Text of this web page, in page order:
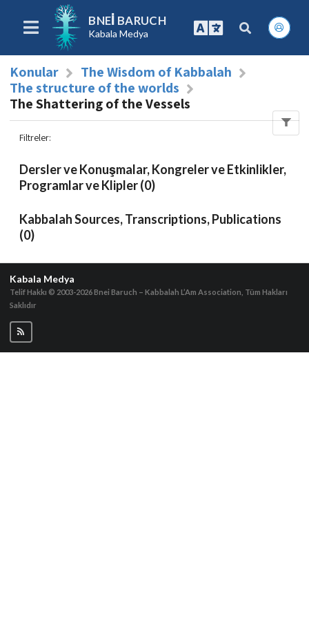
BNEI BARUCH
Kabala Medya
Konular
The Wisdom of Kabbalah
The structure of the worlds
The Shattering of the Vessels
Filtreler:
Dersler ve Konuşmalar, Kongreler ve Etkinlikler,
Programlar ve Klipler (0)
Kabbalah Sources, Transcriptions, Publications
(0)
Kabala Medya
Telif Hakkı © 2003-2026Bnei Baruch – Kabbalah L’Am Association, Tüm Hakları
Saklıdır